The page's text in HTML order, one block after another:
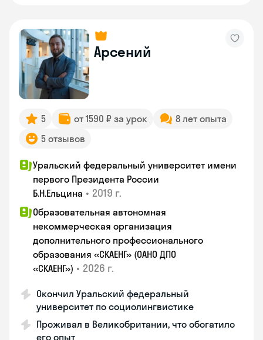
Арсений
5 от 1590 ₽ за урок
8 лет опыта
5 отзывов
Уральский федеральный университет имени
первого Президента России
Б.Н.Ельцина • 2019 г.
Образовательная автономная
некоммерческая организация
дополнительного профессионального
образования «СКАЕНГ» (ОАНО ДПО
«СКАЕНГ») • 2026 г.
Окончил Уральский федеральный
университет по социолингвистике
Проживал в Великобритании, что обогатило
его опыт